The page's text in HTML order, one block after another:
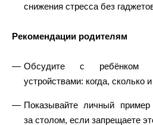
снижения стресса без
Рекомендации родителям
Обсудите с ребёнком
устройствами: когда, сколько
Показывайте личный
за столом, если запрещаете